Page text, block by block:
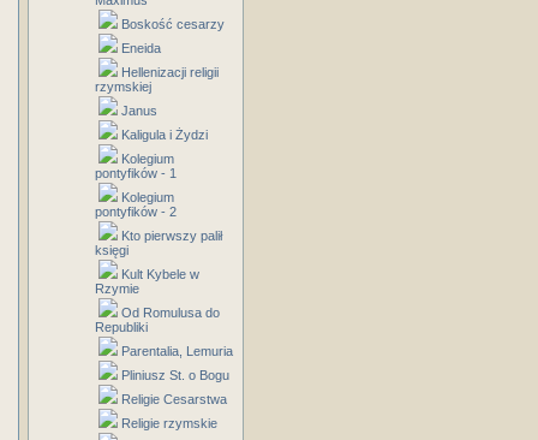
Boskość cesarzy
Eneida
Hellenizacji religii
rzymskiej
Janus
Kaligula i Żydzi
Kolegium
pontyfików - 1
Kolegium
pontyfików - 2
Kto pierwszy palił
księgi
Kult Kybele w
Rzymie
Od Romulusa do
Republiki
Parentalia, Lemuria
Pliniusz St. o Bogu
Religie Cesarstwa
Religie rzymskie